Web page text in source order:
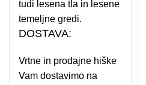
tudi lesena tla in lesene
temeljne gredi.
DOSTAVA:
Vrtne in prodajne hiške
Vam dostavimo na